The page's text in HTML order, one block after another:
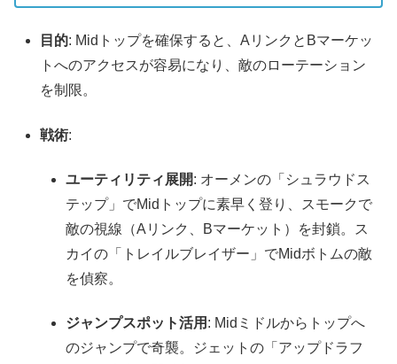
目的: Midトップを確保すると、AリンクとBマーケッ
トへのアクセスが容易になり、敵のローテーション
を制限。
戦術:
ユーティリティ展開: オーメンの「シュラウドス
テップ」でMidトップに素早く登り、スモークで
敵の視線（Aリンク、Bマーケット）を封鎖。ス
カイの「トレイルブレイザー」でMidボトムの敵
を偵察。
ジャンプスポット活用 : Midミドルからトップへ
のジャンプで奇襲。ジェットの「アップドラフ